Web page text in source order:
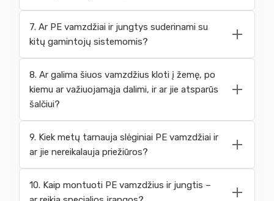
7. Ar PE vamzdžiai ir jungtys suderinami su
kitų gamintojų sistemomis?
8. Ar galima šiuos vamzdžius kloti į žemę, po
kiemu ar važiuojamąja dalimi, ir ar jie atsparūs
šalčiui?
9. Kiek metų tarnauja slėginiai PE vamzdžiai ir
ar jie nereikalauja priežiūros?
10. Kaip montuoti PE vamzdžius ir jungtis –